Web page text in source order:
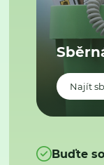
Najít
Buďte